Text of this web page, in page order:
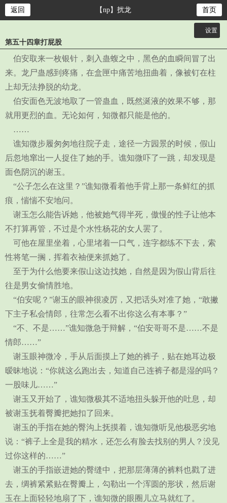
返回 【np】扰龙 首页
设置
大
中
第五十四章打屁股
伯安取来一枚银针，刺入蛊蝮之中，黑色的血瞬间冒了出
来。龙尸蛊感到疼痛，在盒匣中痛苦地扭曲着，像被钉在柱
上却无法挣脱的幼龙。
伯安面色无波地取了一管蛊血，既然涎液的效果不够，那
就用更烈的血。无论如何，知微都只能是他的。
……
谯知微步履匆匆地往院子走，途径一方园景的时候，假山
后忽地窜出一人捉住了她的手。谯知微吓了一跳，却发现是
面色阴沉的谢玉。
“公子怎么在这里？”谯知微看着他手背上那一条鲜红的抓
痕，惴惴不安地问。
谢玉怎么能告诉她，他被她气得半死，傲慢的性子让他本
不打算再管，不过是个水性杨花的女人罢了。
可他在屋里坐着，心里堵着一口气，连字都练不下去，索
性将笔一搁，挥着衣袖便来抓她了。
至于为什么他要来假山这边找她，自然是因为假山背后往
往是男女偷情胜地。
“伯安呢？”谢玉的眼神很凌厉，又把话头对准了她，“敢撇
下主子私会情郎，往常怎么看不出你这么有本事？”
“不、不是……”谯知微急于辩解，“伯安哥哥不是……不是
情郎……”
谢玉眼神微冷，手从后面摸上了她的裤子，贴在她耳边极
暧昧地说：“你就这么跑出去，知道自己连裤子都是湿的吗？
一股味儿……”
谢玉又开始了，谯知微极其不适地扭头躲开他的吐息，却
被谢玉抚着臀瓣把她扣了回来。
谢玉的手指在她的臀沟上抚摸着，谯知微听见他极恶劣地
说：“裤子上全是我的精水，还怎么有脸去找别的男人？没见
过你这样的……”
谢玉的手指嵌进她的臀缝中，把那层薄薄的裤料也戳了进
去，绸裤紧紧贴在臀瓣上，勾勒出一个浑圆的形状，然后谢
玉在上面轻轻地扇了下，谯知微的眼圈儿立马就红了。